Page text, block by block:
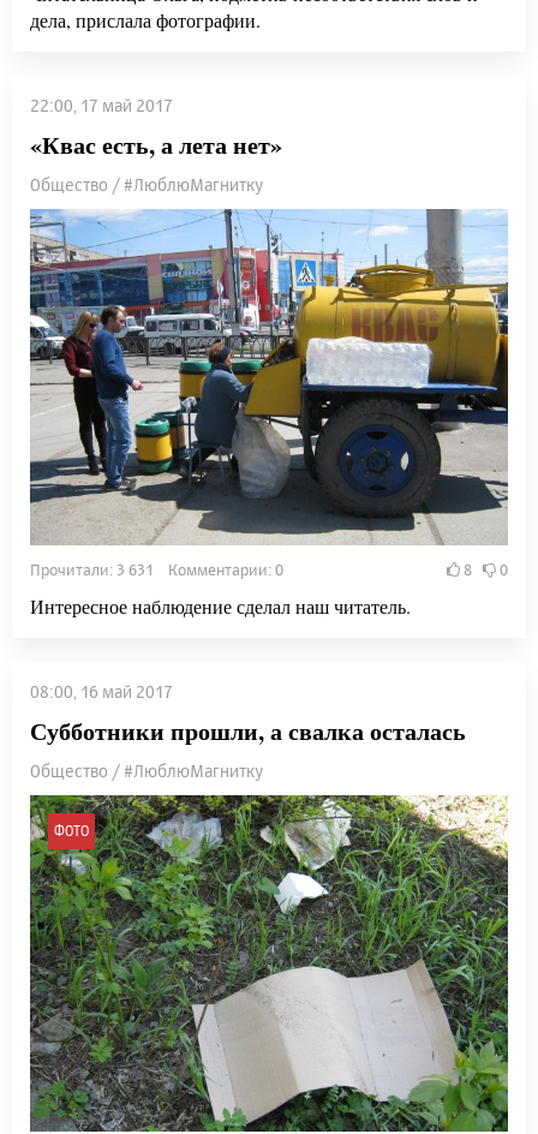
дела, прислала фотографии.
22:00, 17 май 2017
«Квас есть, а лета нет»
Общество / #ЛюблюМагнитку
Прочитали: 3 631 Комментарии: 0 8 0
Интересное наблюдение сделал наш читатель.
08:00, 16 май 2017
Субботники прошли, а свалка осталась
Общество / #ЛюблюМагнитку
ФОТО